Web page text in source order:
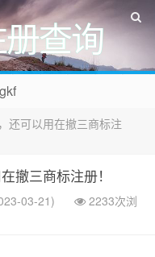
查询
还可以用在撤三商标注
撤三商标注册！
03-21)
2233次浏